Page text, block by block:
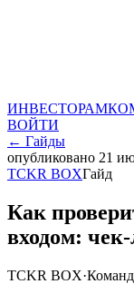
ИНВЕСТОРАМ
ВОЙТИ
← Гайды
опубликовано 21
TCKR BOXГайд
Как
входом:
TCKR BOX·